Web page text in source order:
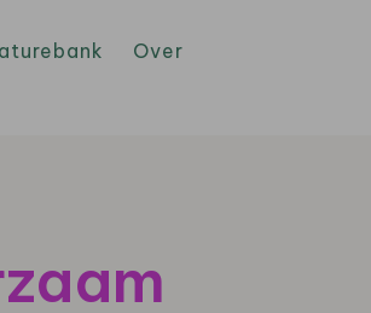
Over